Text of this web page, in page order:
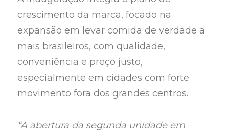
crescimento da marca, focado na
expansão em levar comida de verdade a
mais brasileiros, com qualidade,
conveniência e preço justo,
especialmente em cidades com forte
movimento fora dos grandes centros.
“A abertura da segunda unidade em